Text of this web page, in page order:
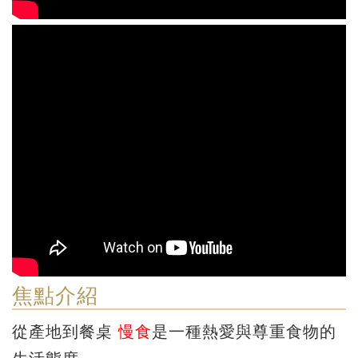
焦點介紹
從產地到餐桌慢食是一種熱愛與尊重食物的